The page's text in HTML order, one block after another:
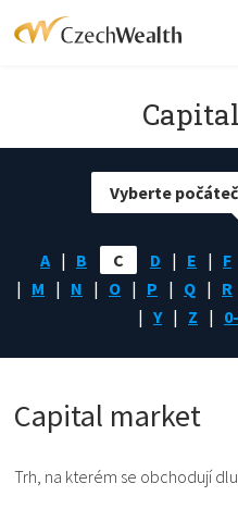
A B C D E F
M
N O P Q R
Y
Z
Vyberte
Capital market
Trh, na kterém se obchodují